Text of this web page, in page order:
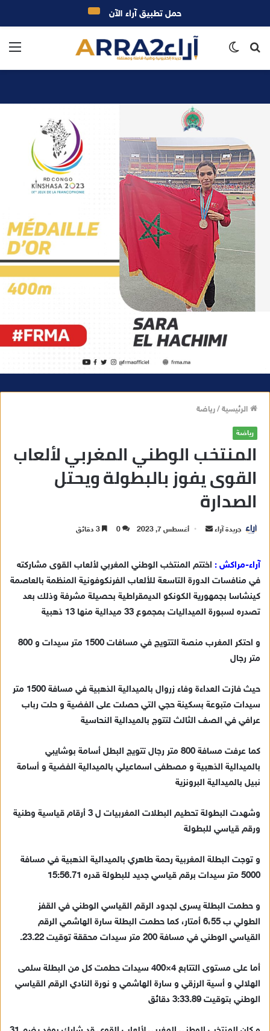
بحث
الرئيسية/رياضة
رياضة
المنتخب الوطني المغربي لألعاب
القوى يفوز بالبطولة ويحتل
الصدارة
جريدة آراء
ر
ي
ك
ر
ن
أغسطس 7, 2023 0
آراء-مراكش : اختتم المنتخب الوطني المغربي لألعاب القوى مشاركته
في منافسات الدورة التاسعة للألعاب الفرنكوفونية المنظمة بالعاصمة
كينشاسا بجمهورية الكونكو الديمقراطية بحصيلة مشرفة وذلك بعد
تصدره لسبورة الميداليات بمجموع 33 ميدالية منها 13 ذهبية
و احتكر المغرب منصة التتويج في مسافات 1500 متر سيدات و 800
متر رجال
حيث فازت العداءة وفاء زروال بالميدالية الذهبية في مسافة 1500 متر
سيدات متبوعة بسكينة حجي التي حصلت على الفضية و حلت رباب
عرافي في الصف الثالث لتتوج بالميدالية النحاسية
كما عرفت مسافة 800 متر رجال تتويج البطل أسامة بوشايبي
بالميدالية الذهبية و مصطفى اسماعيلي بالميدالية الفضية و أسامة
نبيل بالميدالية البرونزية
وشهدت البطولة تحطيم البطلات المغربيات ل 3 أرقام قياسية وطنية
ورقم قياسي للبطولة
و توجت البطلة المغربية رحمة طاهري بالميدالية الذهبية في مسافة
5000 متر سيدات برقم قياسي جديد للبطولة قدره 15:56.71
و حطمت البطلة يسرى لجدود الرقم القياسي الوطني في القفز
الطولي ب 6،55 أمتار، كما حطمت البطلة سارة الهاشمي الرقم
القياسي الوطني في مسافة 200 متر سيدات محققة توقيت 23.22.
أما على مستوى التتابع 4×400 سيدات حطمت كل من البطلة سلمى
الهلالي و أسية الرزقي و سارة الهاشمي و نورة النادي الرقم القياسي
الوطني بتوقيت 3:33.89 دقائق
حمل تطبيق آراء الآن